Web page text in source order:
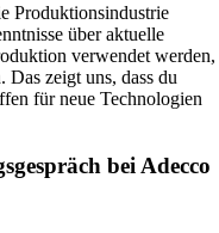
Produktionsindustrie
über aktuelle
verwendet werden,
Das zeigt uns, dass du
für neue Technologien
bei Adecco